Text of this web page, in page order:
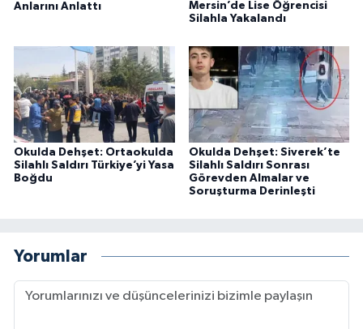
Anlarını Anlattı
Mersin’de Lise Öğrencisi
Silahla Yakalandı
Okulda Dehşet: Ortaokulda
Silahlı Saldırı Türkiye’yi Yasa
Boğdu
Okulda Dehşet: Siverek’te
Silahlı Saldırı Sonrası
Görevden Almalar ve
Soruşturma Derinleşti
Yorumlar